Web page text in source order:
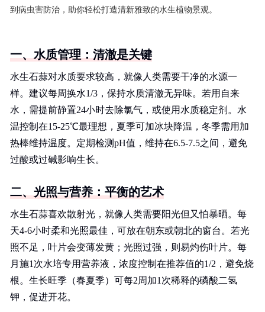
到病虫害防治，助你轻松打造清新雅致的水生植物景观。
一、水质管理：清澈是关键
水生石蒜对水质要求较高，就像人类需要干净的水源一
样。建议每周换水1/3，保持水质清澈无异味。若用自来
水，需提前静置24小时去除氯气，或使用水质稳定剂。水
温控制在15-25℃最理想，夏季可加冰块降温，冬季需用加
热棒维持温度。定期检测pH值，维持在6.5-7.5之间，避免
过酸或过碱影响生长。
二、光照与营养：平衡的艺术
水生石蒜喜欢散射光，就像人类需要阳光但又怕暴晒。每
天4-6小时柔和光照最佳，可放在朝东或朝北的窗台。若光
照不足，叶片会变薄发黄；光照过强，则易灼伤叶片。每
月施1次水培专用营养液，浓度控制在推荐值的1/2，避免烧
根。生长旺季（春夏季）可每2周加1次稀释的磷酸二氢
钾，促进开花。